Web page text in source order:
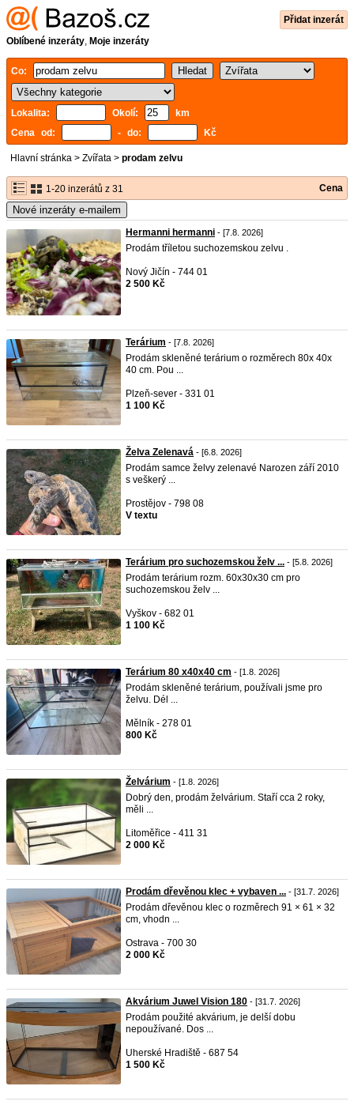
Přidat inzerát
Oblíbené inzeráty, Moje inzeráty
Co:
Lokalita: Okolí:
km
Cena od:
- do: Kč
Hlavní stránka > Zvířata > prodam zelvu
1-20 inzerátů z 31 Cena
Nové inzeráty e-mailem
Hermanni hermanni - [7.8. 2026]
Prodám tříletou suchozemskou zelvu .
Nový Jičín - 744 01
2 500 Kč
Terárium - [7.8. 2026]
Prodám skleněné terárium o rozměrech 80x 40x
40 cm. Pou ...
Plzeň-sever - 331 01
1 100 Kč
Želva Zelenavá - [6.8. 2026]
Prodám samce želvy zelenavé Narozen září 2010
s veškerý ...
Prostějov - 798 08
V textu
Terárium pro suchozemskou želv ... - [5.8. 2026]
Prodám terárium rozm. 60x30x30 cm pro
suchozemskou želv ...
Vyškov - 682 01
1 100 Kč
Terárium 80 x40x40 cm - [1.8. 2026]
Prodám skleněné terárium, používali jsme pro
želvu. Dél ...
Mělník - 278 01
800 Kč
Želvárium - [1.8. 2026]
Dobrý den, prodám želvárium. Staří cca 2 roky,
měli ...
Litoměřice - 411 31
2 000 Kč
Prodám dřevěnou klec + vybaven ... - [31.7. 2026]
Prodám dřevěnou klec o rozměrech 91 × 61 × 32
cm, vhodn ...
Ostrava - 700 30
2 000 Kč
Akvárium Juwel Vision 180 - [31.7. 2026]
Prodám použité akvárium, je delší dobu
nepoužívané. Dos ...
Uherské Hradiště - 687 54
1 500 Kč